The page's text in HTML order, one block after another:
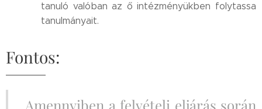
tanuló valóban az ő intézményükben folytassa
tanulmányait.
Fontos:
Amennyiben a felvételi eljárás során